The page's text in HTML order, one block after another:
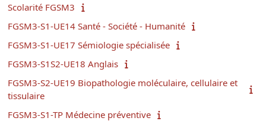
Scolarité FGSM3
FGSM3-S1-UE14 Santé - Société - Humanité
FGSM3-S1-UE17 Sémiologie spécialisée
FGSM3-S1S2-UE18 Anglais
FGSM3-S2-UE19 Biopathologie moléculaire, cellulaire et
tissulaire
FGSM3-S1-TP Médecine préventive